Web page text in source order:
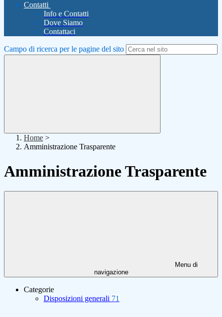
Contatti
Info e Contatti
Dove Siamo
Contattaci
Campo di ricerca per le pagine del sito
Home >
Amministrazione Trasparente
Amministrazione Trasparente
Menu di
navigazione
Categorie
Disposizioni generali 71